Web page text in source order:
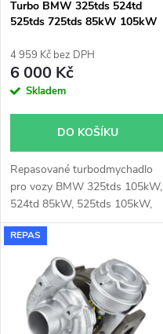
p
r
o
u
k
t
ů
p
r
o
d
u
k
ů
Turbo BMW 325tds 524td
525tds 725tds 85kW 105kW
4 959 Kč bez DPH
6 000 Kč
Skladem
DO KOŠÍKU
Repasované turbodmychadlo
pro vozy BMW 325tds 105kW,
524td 85kW, 525tds 105kW,
725tds 105kW
REPAS